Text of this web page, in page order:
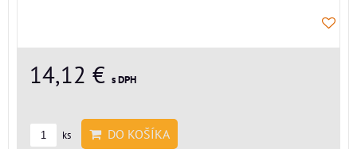
14,12 € s DPH
ks DO KOŠÍKA